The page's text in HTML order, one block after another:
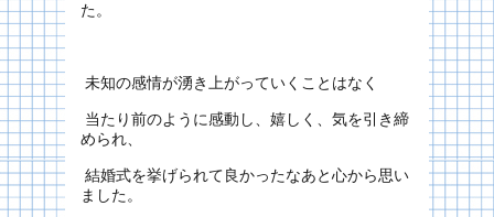
た。
未知の感情が湧き上がっていくことはなく
当たり前のように感動し、嬉しく、気を引き締
められ、
結婚式を挙げられて良かったなあと心から思い
ました。